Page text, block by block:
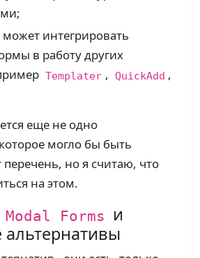
может интегрировать
в работу других
Templater , QuickAdd ,
еще не одно
могло бы быть
перечень, но я считаю, что
на этом.
Modal Forms
и